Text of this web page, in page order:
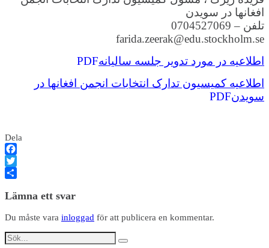
افغانها در سویدن
تلفن – 0704527069
farida.zeerak@edu.stockholm.se
اطلاعیه در مورد تدویر جلسه سالیانهPDF
اطلاعیه کمیسیون تدارک انتخابات انجمن افغانها در
سویدنPDF
Dela
Facebook
Twitter
Lämna ett svar
Du måste vara inloggad för att publicera en kommentar.